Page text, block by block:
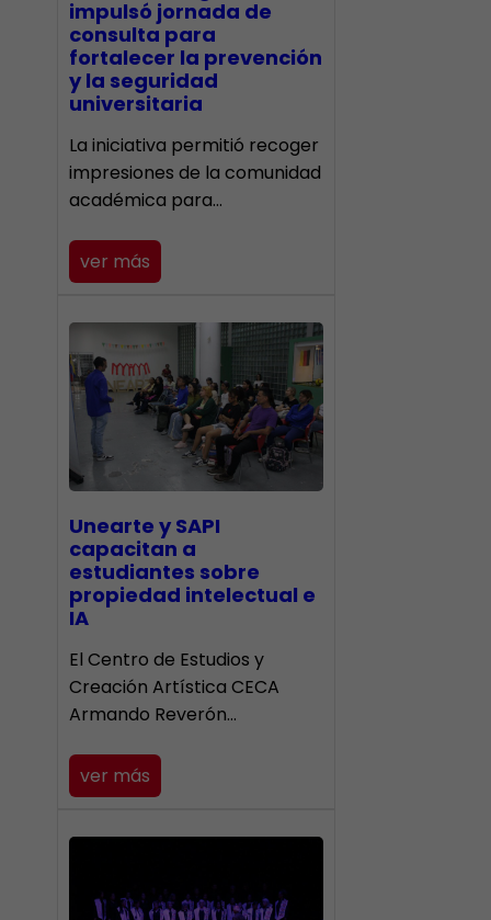
impulsó jornada de
consulta para
fortalecer la prevención
y la seguridad
universitaria
La iniciativa permitió recoger
impresiones de la comunidad
académica para…
ver más
Unearte y SAPI
capacitan a
estudiantes sobre
propiedad intelectual e
IA
El Centro de Estudios y
Creación Artística CECA
Armando Reverón…
ver más